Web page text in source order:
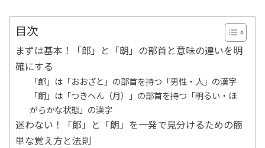
目次
まずは基本！「郎」と「朗」の部首と意味の違いを明
確にする
「郎」は「おおざと」の部首を持つ「男性・人」の漢字
「朗」は「つきへん（月）」の部首を持つ「明るい・ほ
がらかな状態」の漢字
迷わない！「郎」と「朗」を一発で見分けるための簡
単な覚え方と法則